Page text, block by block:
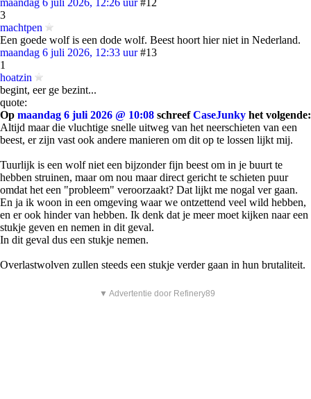
maandag 6 juli 2026, 12:26 uur #12
3
machtpen
Een goede wolf is een dode wolf. Beest hoort hier niet in Nederland.
maandag 6 juli 2026, 12:33 uur #13
1
hoatzin
begint, eer ge bezint...
quote:
Op maandag 6 juli 2026 @ 10:08 schreefCaseJunky het volgende:
Altijd maar die vluchtige snelle uitweg van het neerschieten van een
beest, er zijn vast ook andere manieren om dit op te lossen lijkt mij.
Tuurlijk is een wolf niet een bijzonder fijn beest om in je buurt te
hebben struinen, maar om nou maar direct gericht te schieten puur
omdat het een "probleem" veroorzaakt? Dat lijkt me nogal ver gaan.
En ja ik woon in een omgeving waar we ontzettend veel wild hebben,
en er ook hinder van hebben. Ik denk dat je meer moet kijken naar een
stukje geven en nemen in dit geval.
In dit geval dus een stukje nemen.
Overlastwolven zullen steeds een stukje verder gaan in hun brutaliteit.
▼ Advertentie door Refinery89